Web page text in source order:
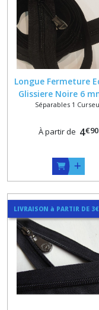
Longue Fermeture
Glissiere Noire 6
mesure pour
Séparables 1
À partir de 4€90
LIVRAISON à PARTIR DE 3€